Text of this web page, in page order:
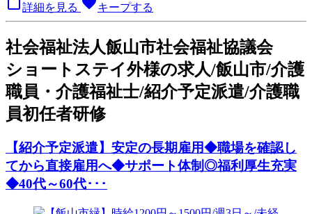
詳細を見る キープする
社会福祉法人飯山市社会福祉協議会
ショートステイ外様の求人/飯山市/介護
職員・介護福祉士/紹介予定派遣/介護職
員初任者研修
【紹介予定派遣】安定の長期雇用◆職場を確認し
てから直接雇用へ◆サポート体制◎福利厚生充実
◆40代～60代･･･